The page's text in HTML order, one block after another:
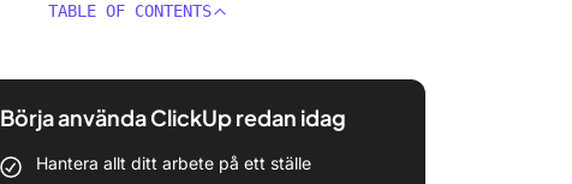
TABLE OF CONTENTS
Börja använda ClickUp redan idag
Hantera allt ditt arbete på ett ställe